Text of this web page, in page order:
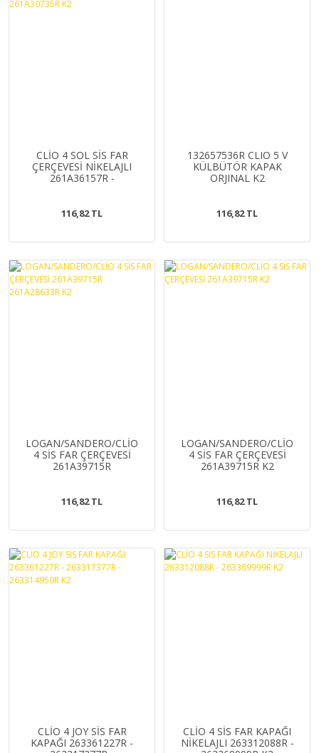
CLİO 4 SOL SİS FAR
ÇERÇEVESİ NİKELAJLI
261A36157R -
116,82 TL
132657536R CLIO 5 V
KÜLBÜTÖR KAPAK
ORJINAL K2
116,82 TL
LOGAN/SANDERO/CLİO
4 SİS FAR ÇERÇEVESİ
261A39715R
116,82 TL
LOGAN/SANDERO/CLİO
4 SİS FAR ÇERÇEVESİ
261A39715R K2
116,82 TL
CLİO 4 JOY SİS FAR
KAPAĞI 263361227R -
CLİO 4 SİS FAR KAPAĞI
NİKELAJLI 263312088R -